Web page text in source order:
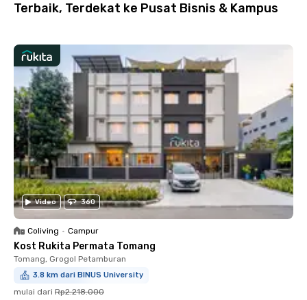
Terbaik, Terdekat ke Pusat Bisnis & Kampus
Video 360
Coliving • Campur
Kost Rukita Permata Tomang
Tomang, Grogol Petamburan
3.8 km dari BINUS University
mulai dari Rp2.218.000